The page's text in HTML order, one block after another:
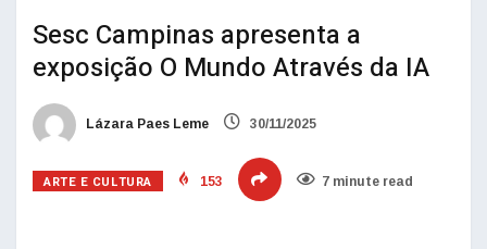
Sesc Campinas apresenta a
exposição O Mundo Através da IA
Lázara Paes Leme 30/11/2025
ARTE E CULTURA 153 7 minute read